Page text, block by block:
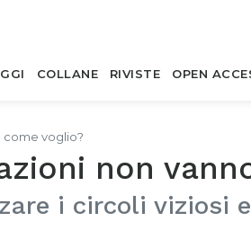
COLLANE RIVISTE OPEN
come voglio?
non
i circoli viziosi